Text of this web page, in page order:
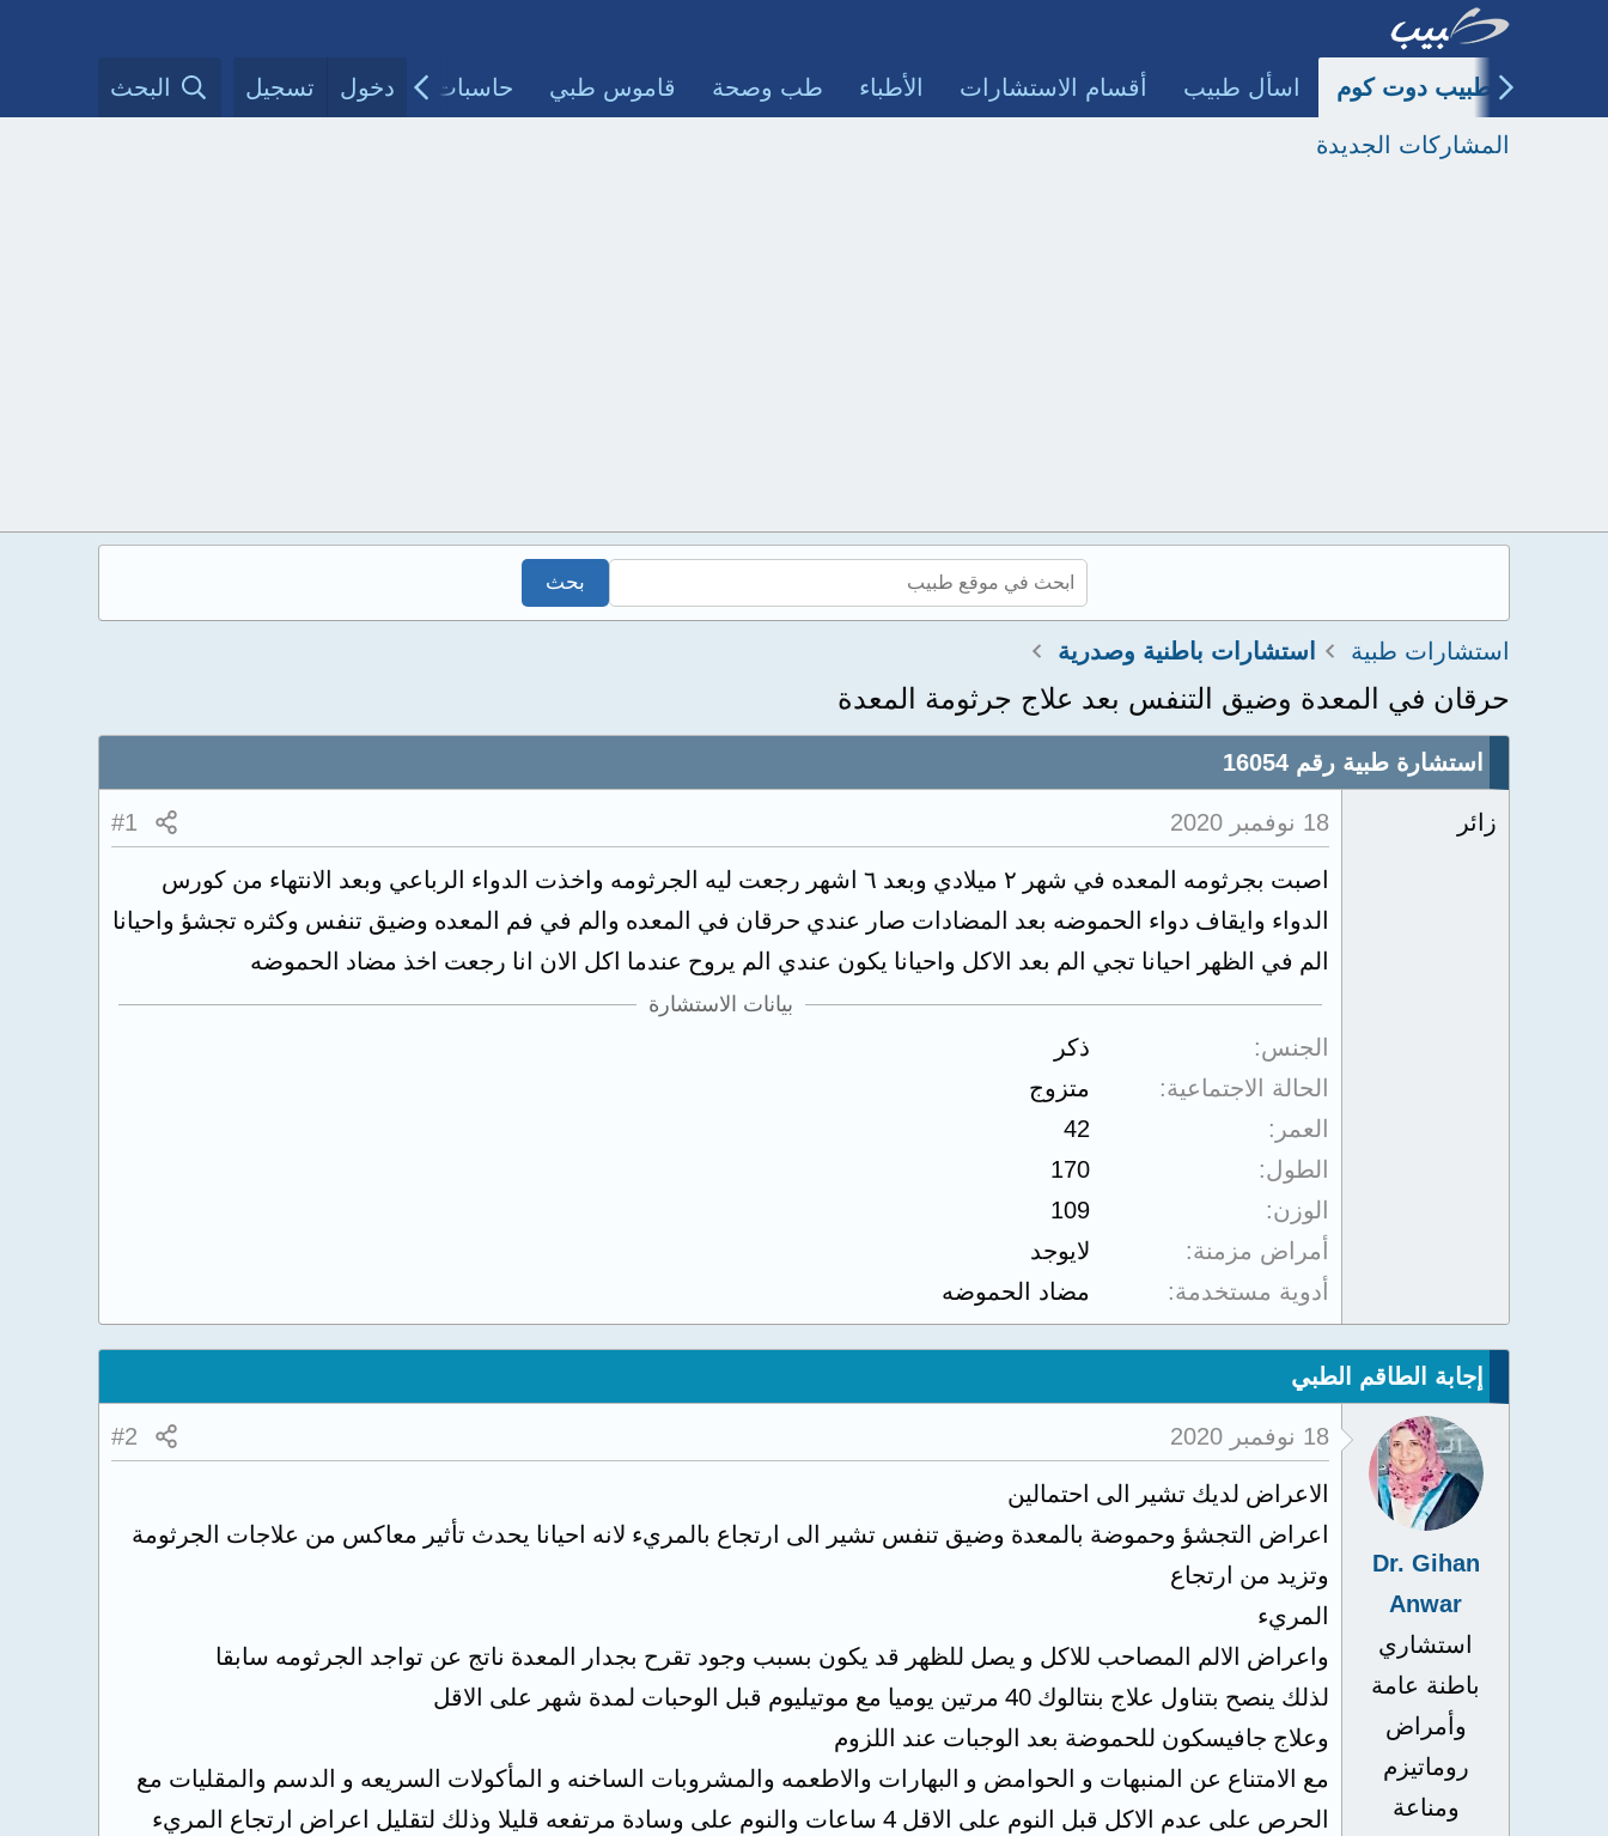
طبيب دوت كوم اسأل طبيب أقسام الاستشارات الأطباء طب وصحة قاموس طبي حاسبات طبية مقالات الأطباءدخول تسجيل البحث
المشاركات الجديدة
استشارات طبية استشارات باطنية وصدرية
حرقان في المعدة وضيق التنفس بعد علاج جرثومة المعدة
استشارة طبية رقم 16054
زائر 18 نوفمبر 2020 #1
اصبت بجرثومه المعده في شهر ٢ ميلادي وبعد ٦ اشهر رجعت ليه الجرثومه واخذت الدواء الرباعي وبعد الانتهاء من كورس
الدواء وايقاف دواء الحموضه بعد المضادات صار عندي حرقان في المعده والم في فم المعده وضيق تنفس وكثره تجشؤ واحيانا
الم في الظهر احيانا تجي الم بعد الاكل واحيانا يكون عندي الم يروح عندما اكل الان انا رجعت اخذ مضاد الحموضه
بيانات الاستشارة
الجنس
ذكر
الحالة الاجتماعية
متزوج
العمر
42
الطول
170
الوزن
109
أمراض مزمنة
لايوجد
أدوية مستخدمة
مضاد الحموضه
إجابة الطاقم الطبي
Dr. Gihan
Anwar
استشاري
باطنة عامة
وأمراض
روماتيزم
ومناعة
18 نوفمبر 2020 #2
الاعراض لديك تشير الى احتمالين
اعراض التجشؤ وحموضة بالمعدة وضيق تنفس تشير الى ارتجاع بالمريء لانه احيانا يحدث تأثير معاكس من علاجات الجرثومة
وتزيد من ارتجاع
المريء
واعراض الالم المصاحب للاكل و يصل للظهر قد يكون بسبب وجود تقرح بجدار المعدة ناتج عن تواجد الجرثومه سابقا
لذلك ينصح بتناول علاج بنتالوك 40 مرتين يوميا مع موتيليوم قبل الوحبات لمدة شهر على الاقل
وعلاج جافيسكون للحموضة بعد الوجبات عند اللزوم
مع الامتناع عن المنبهات و الحوامض و البهارات والاطعمه والمشروبات الساخنه و المأكولات السريعه و الدسم والمقليات مع
الحرص على عدم الاكل قبل النوم على الاقل 4 ساعات والنوم على وسادة مرتفعه قليلا وذلك لتقليل اعراض ارتجاع المريء